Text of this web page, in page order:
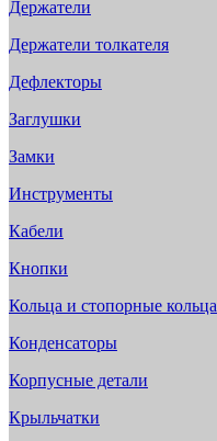
Держатели
Держатели толкателя
Дефлекторы
Заглушки
Замки
Инструменты
Кабели
Кнопки
Кольца и стопорные кольца
Конденсаторы
Корпусные детали
Крыльчатки